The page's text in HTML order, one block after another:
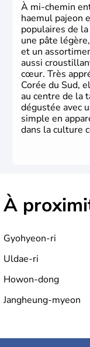
À mi-chemin
haemul pajeon
populaires de
une pâte
et un
aussi
cœur. Très
Corée du Sud,
au centre de la
dégustée avec
simple en
dans la culture
À
Gyohyeon-ri
Uldae-ri
Howon-dong
Jangheung-myeon